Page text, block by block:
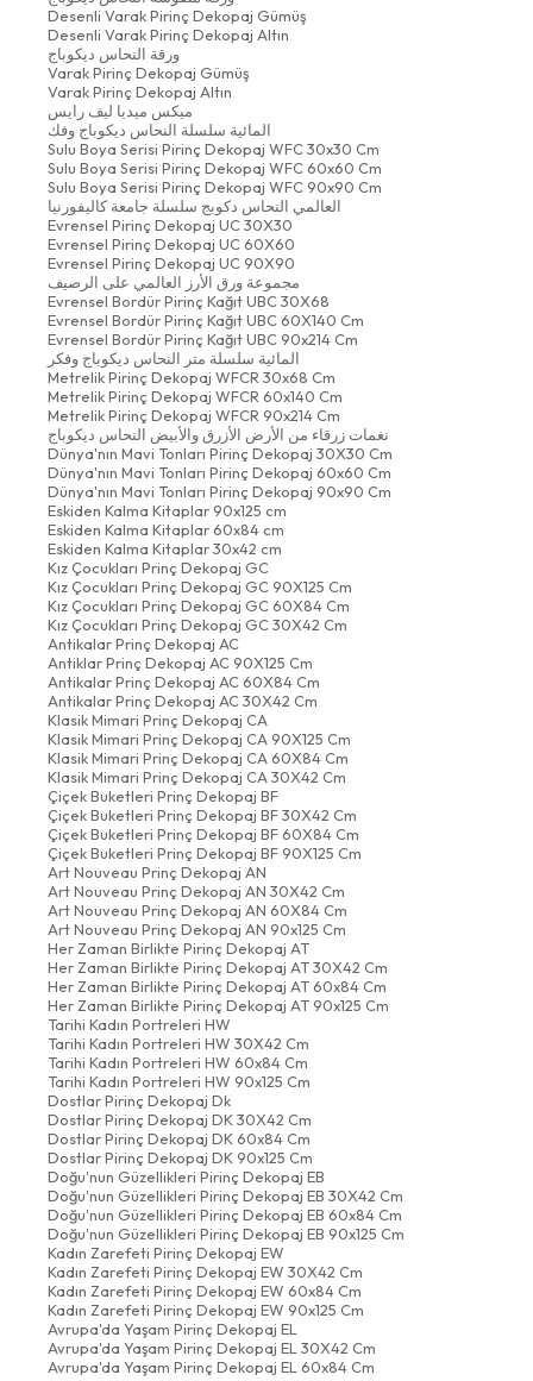
Desenli Varak Pirinç Dekopaj Gümüş
Desenli Varak Pirinç Dekopaj Altın
ورقة النحاس ديكوباج
Varak Pirinç Dekopaj Gümüş
Varak Pirinç Dekopaj Altın
ميكس ميديا ليف رايس
المائية سلسلة النحاس ديكوباج وفك
Sulu Boya Serisi Pirinç Dekopaj WFC 30x30 Cm
Sulu Boya Serisi Pirinç Dekopaj WFC 60x60 Cm
Sulu Boya Serisi Pirinç Dekopaj WFC 90x90 Cm
العالمي النحاس دكوبج سلسلة جامعة كاليفورنيا
Evrensel Pirinç Dekopaj UC 30X30
Evrensel Pirinç Dekopaj UC 60X60
Evrensel Pirinç Dekopaj UC 90X90
مجموعة ورق الأرز العالمي على الرصيف
Evrensel Bordür Pirinç Kağıt UBC 30X68
Evrensel Bordür Pirinç Kağıt UBC 60X140 Cm
Evrensel Bordür Pirinç Kağıt UBC 90x214 Cm
المائية سلسلة متر النحاس ديكوباج وفكر
Metrelik Pirinç Dekopaj WFCR 30x68 Cm
Metrelik Pirinç Dekopaj WFCR 60x140 Cm
Metrelik Pirinç Dekopaj WFCR 90x214 Cm
نغمات زرقاء من الأرض الأزرق والأبيض النحاس ديكوباج
Dünya'nın Mavi Tonları Pirinç Dekopaj 30X30 Cm
Dünya'nın Mavi Tonları Pirinç Dekopaj 60x60 Cm
Dünya'nın Mavi Tonları Pirinç Dekopaj 90x90 Cm
Eskiden Kalma Kitaplar 90x125 cm
Eskiden Kalma Kitaplar 60x84 cm
Eskiden Kalma Kitaplar 30x42 cm
Kız Çocukları Prinç Dekopaj GC
Kız Çocukları Prinç Dekopaj GC 90X125 Cm
Kız Çocukları Prinç Dekopaj GC 60X84 Cm
Kız Çocukları Prinç Dekopaj GC 30X42 Cm
Antikalar Prinç Dekopaj AC
Antiklar Prinç Dekopaj AC 90X125 Cm
Antikalar Prinç Dekopaj AC 60X84 Cm
Antikalar Prinç Dekopaj AC 30X42 Cm
Klasik Mimari Prinç Dekopaj CA
Klasik Mimari Prinç Dekopaj CA 90X125 Cm
Klasik Mimari Prinç Dekopaj CA 60X84 Cm
Klasik Mimari Prinç Dekopaj CA 30X42 Cm
Çiçek Buketleri Prinç Dekopaj BF
Çiçek Buketleri Prinç Dekopaj BF 30X42 Cm
Çiçek Buketleri Prinç Dekopaj BF 60X84 Cm
Çiçek Buketleri Prinç Dekopaj BF 90X125 Cm
Art Nouveau Prinç Dekopaj AN
Art Nouveau Prinç Dekopaj AN 30X42 Cm
Art Nouveau Prinç Dekopaj AN 60X84 Cm
Art Nouveau Prinç Dekopaj AN 90x125 Cm
Her Zaman Birlikte Pirinç Dekopaj AT
Her Zaman Birlikte Pirinç Dekopaj AT 30X42 Cm
Her Zaman Birlikte Pirinç Dekopaj AT 60x84 Cm
Her Zaman Birlikte Pirinç Dekopaj AT 90x125 Cm
Tarihi Kadın Portreleri HW
Tarihi Kadın Portreleri HW 30X42 Cm
Tarihi Kadın Portreleri HW 60x84 Cm
Tarihi Kadın Portreleri HW 90x125 Cm
Dostlar Pirinç Dekopaj Dk
Dostlar Pirinç Dekopaj DK 30X42 Cm
Dostlar Pirinç Dekopaj DK 60x84 Cm
Dostlar Pirinç Dekopaj DK 90x125 Cm
Doğu'nun Güzellikleri Pirinç Dekopaj EB
Doğu'nun Güzellikleri Pirinç Dekopaj EB 30X42 Cm
Doğu'nun Güzellikleri Pirinç Dekopaj EB 60x84 Cm
Doğu'nun Güzellikleri Pirinç Dekopaj EB 90x125 Cm
Kadın Zarefeti Pirinç Dekopaj EW
Kadın Zarefeti Pirinç Dekopaj EW 30X42 Cm
Kadın Zarefeti Pirinç Dekopaj EW 60x84 Cm
Kadın Zarefeti Pirinç Dekopaj EW 90x125 Cm
Avrupa'da Yaşam Pirinç Dekopaj EL
Avrupa'da Yaşam Pirinç Dekopaj EL 30X42 Cm
Avrupa'da Yaşam Pirinç Dekopaj EL 60x84 Cm